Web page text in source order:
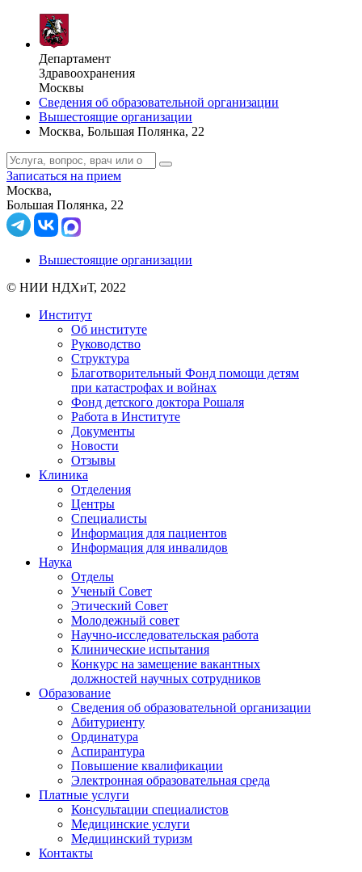
Департамент
Здравоохранения
Москвы
Сведения об образовательной организации
Вышестоящие организации
Москва, Большая Полянка, 22
Записаться на прием
Москва,
Большая Полянка, 22
Вышестоящие организации
© НИИ НДХиТ, 2022
Институт
Об институте
Руководство
Структура
Благотворительный Фонд помощи детям
при катастрофах и войнах
Фонд детского доктора Рошаля
Работа в Институте
Документы
Новости
Отзывы
Клиника
Отделения
Центры
Специалисты
Информация для пациентов
Информация для инвалидов
Наука
Отделы
Ученый Совет
Этический Совет
Молодежный совет
Научно-исследовательская работа
Клинические испытания
Конкурс на замещение вакантных
должностей научных сотрудников
Образование
Сведения об образовательной организации
Абитуриенту
Ординатура
Аспирантура
Повышение квалификации
Электронная образовательная среда
Платные услуги
Консультации специалистов
Медицинские услуги
Медицинский туризм
Контакты